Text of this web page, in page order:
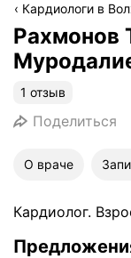
Кардиологи в
Рахмонов
1 отзыв
Поделиться
О враче
Кардиолог.